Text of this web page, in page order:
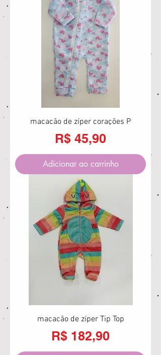
macacão de zíper corações P
Preço
R$ 45,90
Adicionar ao carrinho
macacão de zíper Tip Top
Preço
R$ 182,90